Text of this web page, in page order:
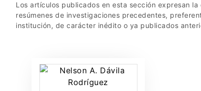
Los artículos publicados en esta sección expresan
resúmenes de investigaciones precedentes,
institución, de carácter inédito o ya publicados